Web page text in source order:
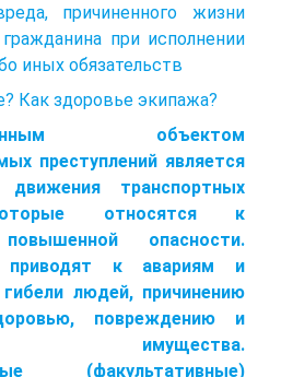
причиненного жизни
при исполнении
иных обязательств
Как здоровье экипажа?
объектом
преступлений является
движения транспортных
относятся к
опасности.
к авариям и
людей, причинению
повреждению и
имущества.
(факультативные)